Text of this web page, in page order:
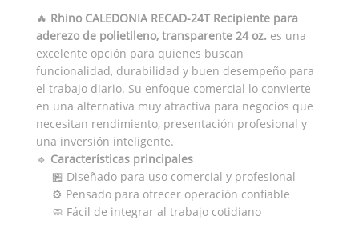
🔥 Rhino CALEDONIA RECAD-24T Recipiente para
aderezo de polietileno, transparente 24 oz. es una
excelente opción para quienes buscan
funcionalidad, durabilidad y buen desempeño para
el trabajo diario. Su enfoque comercial lo convierte
en una alternativa muy atractiva para negocios que
necesitan rendimiento, presentación profesional y
una inversión inteligente.
🔹 Características principales
🏪 Diseñado para uso comercial y profesional
⚙️ Pensado para ofrecer operación confiable
🧼 Fácil de integrar al trabajo cotidiano